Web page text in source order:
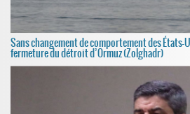
Sans changement de comportement des
fermeture du détroit d’Ormuz (Zolghadr)